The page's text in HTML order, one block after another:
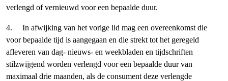
verlengd of vernieuwd voor een bepaalde duur.
4. In afwijking van het vorige lid mag een overeenkomst die
voor bepaalde tijd is aangegaan en die strekt tot het geregeld
afleveren van dag- nieuws- en weekbladen en tijdschriften
stilzwijgend worden verlengd voor een bepaalde duur van
maximaal drie maanden, als de consument deze verlengde